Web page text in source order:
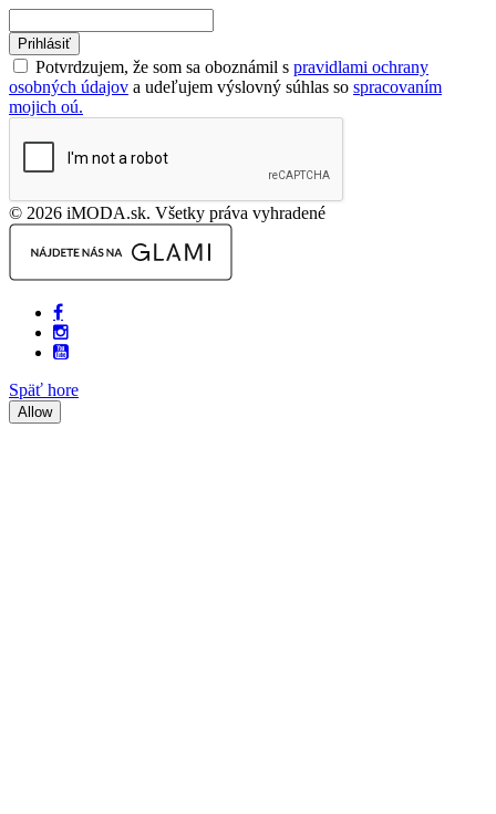
Prihlásiť
Potvrdzujem, že som sa oboznámil s pravidlami ochrany
osobných údajov a udeľujem výslovný súhlas so spracovaním
mojich oú.
© 2026 iMODA.sk. Všetky práva vyhradené
Späť hore
Allow